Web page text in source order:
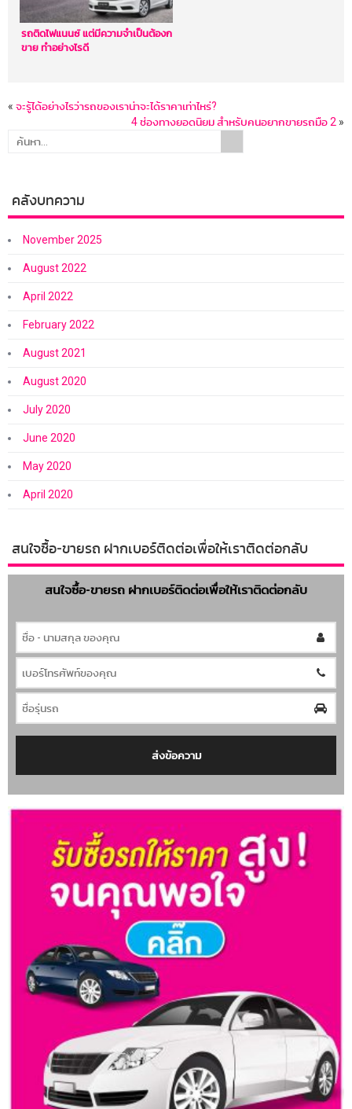
รถติดไฟแนนซ์ แต่มีความจำเป็นต้องก
ขาย ทำอย่างไรดี
« จะรู้ได้อย่างไรว่ารถของเราน่าจะได้ราคาเท่าไหร่?
4 ช่องทางยอดนิยม สำหรับคนอยากขายรถมือ 2 »
คลังบทความ
November 2025
August 2022
April 2022
February 2022
August 2021
August 2020
July 2020
June 2020
May 2020
April 2020
สนใจซื้อ-ขายรถ ฝากเบอร์ติดต่อเพื่อให้เราติดต่อกลับ
สนใจซื้อ-ขายรถ ฝากเบอร์ติดต่อเพื่อให้เราติดต่อกลับ
ส่งข้อความ